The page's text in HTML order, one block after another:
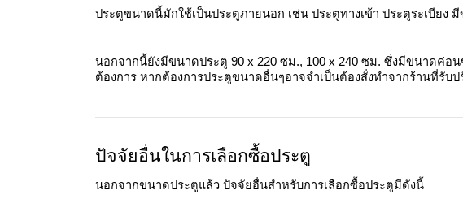
ประตูขนาดนี้มักใช้เป็นประตูภายนอก เช่น ประตูทางเข้า ประตูระเบียง
นอกจากนี้ยังมีขนาดประตู 90 x 220 ซม., 100 x 240 ซม. ซึ่งมีขนาดค่อ
ต้องการ หากต้องการประตูขนาดอื่นๆอาจจำเป็นต้องสั่งทำจากร้านที่รับ
ปัจจัยอื่นในการเลือกซื้อประตู
นอกจากขนาดประตูแล้ว ปัจจัยอื่นสำหรับการเลือกซื้อประตูมีดังนี้